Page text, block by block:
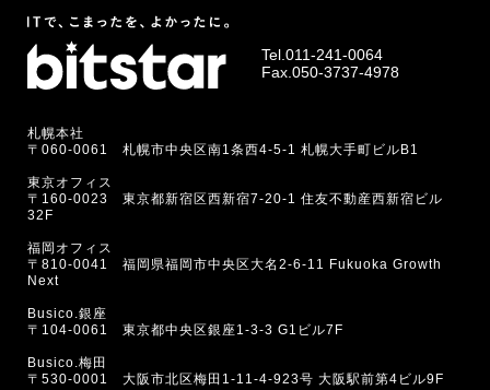
Tel.011-241-0064
Fax.050-3737-4978
札幌本社
〒060-0061 札幌市中央区南1条西4-5-1 札幌大手町ビルB1
東京オフィス
〒160-0023 東京都新宿区西新宿7-20-1 住友不動産西新宿ビル
32F
福岡オフィス
〒810-0041 福岡県福岡市中央区大名2-6-11 Fukuoka Growth
Next
Busico.銀座
〒104-0061 東京都中央区銀座1-3-3 G1ビル7F
Busico.梅田
〒530-0001 大阪市北区梅田1-11-4-923号 大阪駅前第4ビル9F